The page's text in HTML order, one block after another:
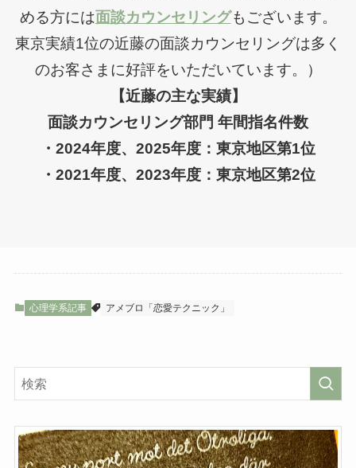
める方には面談カウンセリングもございます。
東京実績1位の近藤の面談カウンセリングは多く
のお客さまに好評をいただいています。）
【近藤の主な実績】
面談カウンセリング部門 年間指名件数
・2024年度、2025年度：東京地区第1位
・2021年度、2023年度：東京地区第2位
心理学系記事 アメブロ「恋愛テクニック」